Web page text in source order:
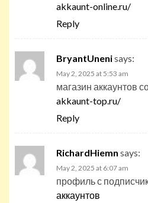
akkaunt-online.ru/
Reply
BryantUnenisays:
May 2, 2025 at 5:53 am
магазин аккаунтов
akkaunt-top.ru/
Reply
RichardHiemn says:
May 2, 2025 at 6:07 am
профиль с
аккаунтов